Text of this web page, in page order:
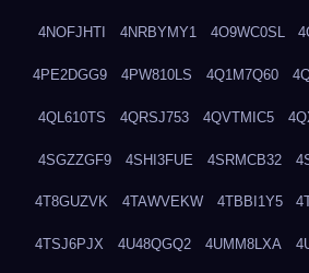
4NOFJHTI 4NRBYMY1 4O9WC0SL
4PE2DGG9 4PW810LS 4Q1M7Q60
4QL610TS 4QRSJ753 4QVTMIC5
4SGZZGF9 4SHI3FUE 4SRMCB32
4T8GUZVK 4TAWVEKW 4TBBI1Y5
4TSJ6PJX 4U48QGQ2 4UMM8LXA